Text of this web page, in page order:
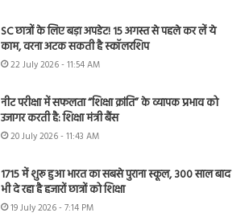
SC छात्रों के लिए बड़ा अपडेट! 15 अगस्त से पहले कर लें ये
काम, वरना अटक सकती है स्कॉलरशिप
22 July 2026 - 11:54 AM
नीट परीक्षा में सफलता “शिक्षा क्रांति” के व्यापक प्रभाव को
उजागर करती है: शिक्षा मंत्री बैंस
20 July 2026 - 11:43 AM
1715 में शुरू हुआ भारत का सबसे पुराना स्कूल, 300 साल बाद
भी दे रहा है हजारों छात्रों को शिक्षा
19 July 2026 - 7:14 PM